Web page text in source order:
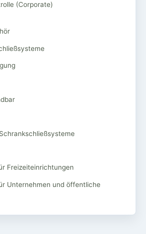
(Corporate)
Freizeiteinrichtungen
Unternehmen und öffentliche